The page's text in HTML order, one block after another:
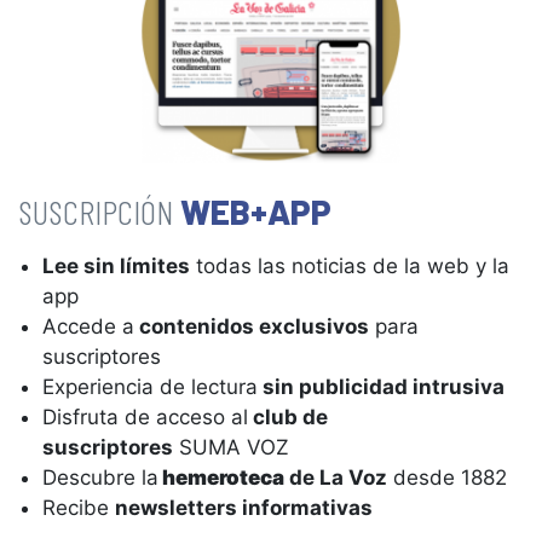
WEB+APP
Lee sin límites todas las noticias de la web y la
app
Accede a contenidos exclusivos para
suscriptores
Experiencia de lectura sin publicidad intrusiva
Disfruta de acceso al club de
suscriptores SUMA VOZ
Descubre la hemeroteca de La Voz desde 1882
Recibe newsletters informativas